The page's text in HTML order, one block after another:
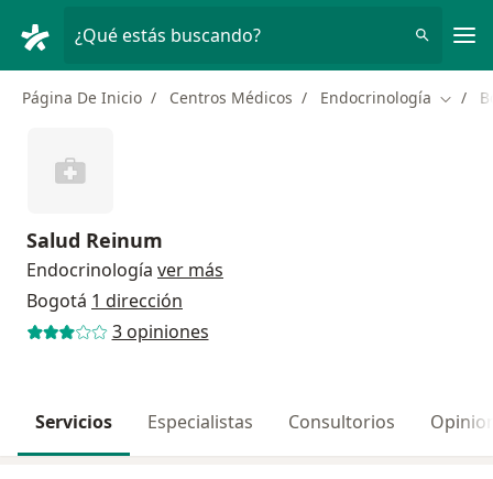
¿Qué estás buscando?
Página De Inicio Centros Médicos Endocrinología
Salud Reinum
Endocrinología ver más
Bogotá 1 dirección
3 opiniones
Servicios Especialistas Consultorios